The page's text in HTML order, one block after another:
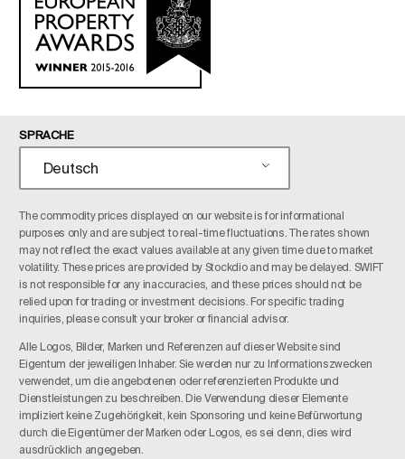
SPRACHE
Deutsch
The commodity prices displayed on our website is for informational
purposes only and are subject to real-time fluctuations. The rates shown
may not reflect the exact values available at any given time due to market
volatility. These prices are provided by Stockdio and may be delayed. SWIFT
is not responsible for any inaccuracies, and these prices should not be
relied upon for trading or investment decisions. For specific trading
inquiries, please consult your broker or financial advisor.
Alle Logos, Bilder, Marken und Referenzen auf dieser Website sind
Eigentum der jeweiligen Inhaber. Sie werden nur zu Informationszwecken
verwendet, um die angebotenen oder referenzierten Produkte und
Dienstleistungen zu beschreiben. Die Verwendung dieser Elemente
impliziert keine Zugehörigkeit, kein Sponsoring und keine Befürwortung
durch die Eigentümer der Marken oder Logos, es sei denn, dies wird
ausdrücklich angegeben.